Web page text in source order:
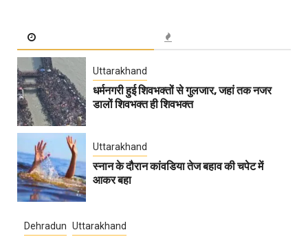
Uttarakhand
धर्मनगरी हुई शिवभक्तों से गुलजार, जहां तक नजर
डालों शिवभक्त ही शिवभक्त
Uttarakhand
स्नान के दौरान कांवडिया तेज बहाव की चपेट में
आकर बहा
Dehradun Uttarakhand